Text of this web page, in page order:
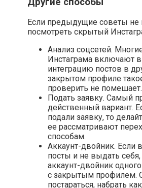
Другие способы
Если предыдущие советы не
посмотреть скрытый
Анализ соцсетей.
Инстаграма включают в
интеграцию постов в
закрытом профиле
проверить не помешает.
Подать заявку. Самый
действенный вариант.
подали заявку, то
ее рассматривают
способам.
Аккаунт-двойник. Если
посты и не выдать
аккаунт-двойник
с закрытым профилем.
постараться, набрать